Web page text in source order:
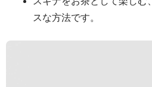
スな方法です。